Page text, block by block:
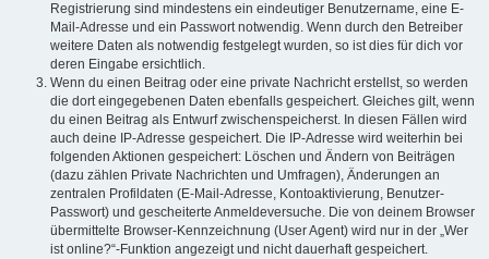
Registrierung sind mindestens ein eindeutiger Benutzername, eine E-
Mail-Adresse und ein Passwort notwendig. Wenn durch den Betreiber
weitere Daten als notwendig festgelegt wurden, so ist dies für dich vor
deren Eingabe ersichtlich.
Wenn du einen Beitrag oder eine private Nachricht erstellst, so werden
die dort eingegebenen Daten ebenfalls gespeichert. Gleiches gilt, wenn
du einen Beitrag als Entwurf zwischenspeicherst. In diesen Fällen wird
auch deine IP-Adresse gespeichert. Die IP-Adresse wird weiterhin bei
folgenden Aktionen gespeichert: Löschen und Ändern von Beiträgen
(dazu zählen Private Nachrichten und Umfragen), Änderungen an
zentralen Profildaten (E-Mail-Adresse, Kontoaktivierung, Benutzer-
Passwort) und gescheiterte Anmeldeversuche. Die von deinem Browser
übermittelte Browser-Kennzeichnung (User Agent) wird nur in der „Wer
ist online?“-Funktion angezeigt und nicht dauerhaft gespeichert.